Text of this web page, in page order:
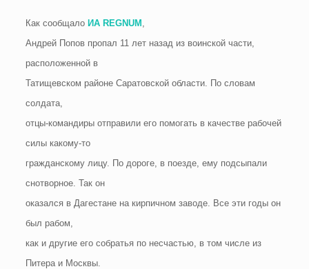
Как сообщало ИА REGNUM ,
Андрей Попов пропал 11 лет назад из воинской части,
расположенной в
Татищевском районе Саратовской области. По словам
солдата,
отцы-командиры отправили его помогать в качестве рабочей
силы какому-то
гражданскому лицу. По дороге, в поезде, ему подсыпали
снотворное. Так он
оказался в Дагестане на кирпичном заводе. Все эти годы он
был рабом,
как и другие его собратья по несчастью, в том числе из
Питера и Москвы.